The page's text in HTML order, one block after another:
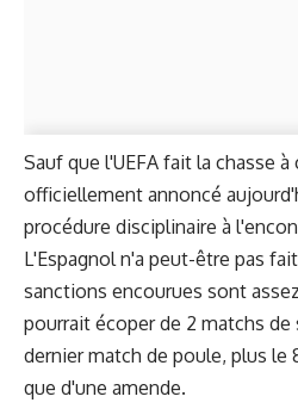
Sauf que l'UEFA fait la chasse
officiellement annoncé
procédure disciplinaire à
L'Espagnol n'a peut-être pas
sanctions encourues sont
pourrait écoper de 2 matchs de
dernier match de poule, plus le
que d'une amende.